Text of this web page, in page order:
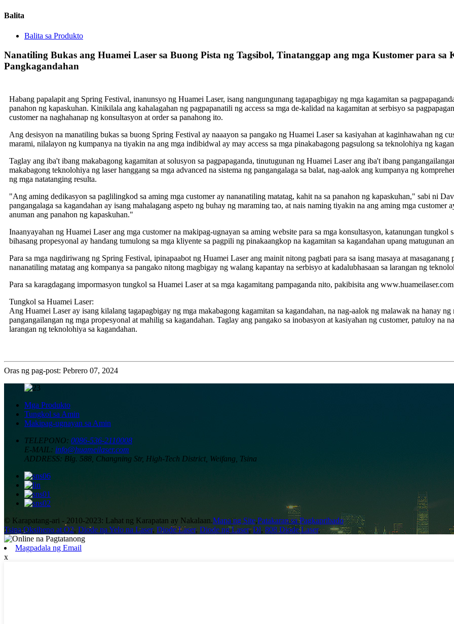
Balita
Balita sa Produkto
Nanatiling Bukas ang Huamei Laser sa Buong Pista ng Tagsibol, Tinatanggap ang mga Kustomer para
Pangkagandahan
Habang papalapit ang Spring Festival, inanunsyo ng Huamei Laser, isang nangungunang tagapagbigay ng mga kagamitan sa
panahon ng kapaskuhan. Kinikilala ang kahalagahan ng pagpapanatili ng access sa mga de-kalidad na kagamitan at serbisyo sa
customer na naghahanap ng konsultasyon at order sa panahong ito.
Ang desisyon na manatiling bukas sa buong Spring Festival ay naaayon sa pangako ng Huamei Laser sa kasiyahan at kaginhawahan ng
marami, nilalayon ng kumpanya na tiyakin na ang mga indibidwal ay may access sa mga pinakabagong pagsulong sa teknolohiya ng
Taglay ang iba't ibang makabagong kagamitan at solusyon sa pagpapaganda, tinutugunan ng Huamei Laser ang iba't ibang
makabagong teknolohiya ng laser hanggang sa mga advanced na sistema ng pangangalaga sa balat, nag-aalok ang kumpanya ng
ng mga natatanging resulta.
"Ang aming dedikasyon sa paglilingkod sa aming mga customer ay nananatiling matatag, kahit na sa panahon ng kapaskuhan," sabi ni
pangangalaga sa kagandahan ay isang mahalagang aspeto ng buhay ng maraming tao, at nais naming tiyakin na ang aming mga customer
anuman ang panahon ng kapaskuhan."
Inaanyayahan ng Huamei Laser ang mga customer na makipag-ugnayan sa aming website para sa mga konsultasyon, katanungan
bihasang propesyonal ay handang tumulong sa mga kliyente sa pagpili ng pinakaangkop na kagamitan sa kagandahan upang matugunan
Para sa mga nagdiriwang ng Spring Festival, ipinapaabot ng Huamei Laser ang mainit nitong pagbati para sa isang masaya at
nananatiling matatag ang kompanya sa pangako nitong magbigay ng walang kapantay na serbisyo at kadalubhasaan sa larangan ng
Para sa karagdagang impormasyon tungkol sa Huamei Laser at sa mga kagamitang pampaganda nito, pakibisita ang www.huameilaser.com
Tungkol sa Huamei Laser:
Ang Huamei Laser ay isang kilalang tagapagbigay ng mga makabagong kagamitan sa kagandahan, na nag-aalok ng malawak na hanay
pangangailangan ng mga propesyonal at mahilig sa kagandahan. Taglay ang pangako sa inobasyon at kasiyahan ng customer, patuloy na
larangan ng teknolohiya sa kagandahan.
Oras ng pag-post: Pebrero 07, 2024
Mga Produkto
Tungkol sa Amin
Makipag-ugnayan sa Amin
TELEPONO: 0086-536-2110008
E-MAIL: info@huameilaser.com
ADDRESS: Blg. 588, Changning Str, High-Tech District, Weifang, Tsina
© Karapatang-ari - 2010-2023: Lahat ng Karapatan ay Nakalaan.Mapa ng Site,Patakaran sa Pagkapribado
Tsina Oksiheno at O2,Diode na Yelo na Laser, Diode Laser, Diode ng Laser,Dl, 808 Diode Laser,
Magpadala ng Email
x